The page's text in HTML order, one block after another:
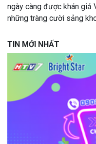
ngày càng được khán giả
những tràng cười sảng
TIN MỚI NHẤT